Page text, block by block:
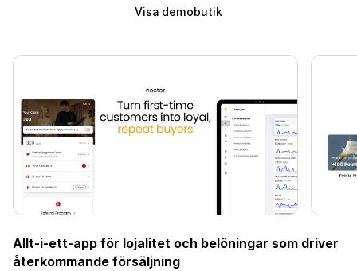
Visa demobutik
Allt-i-ett-app för lojalitet och belöningar som driver
återkommande försäljning